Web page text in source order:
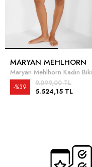
MARYAN MEHLHORN
5.524,15 TL
9.099,00 TL
%39